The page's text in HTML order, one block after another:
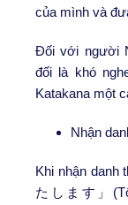
của mình và
Đối với người
đối là khó
Katakana một
Nhận
Khi nhận danh
たします」